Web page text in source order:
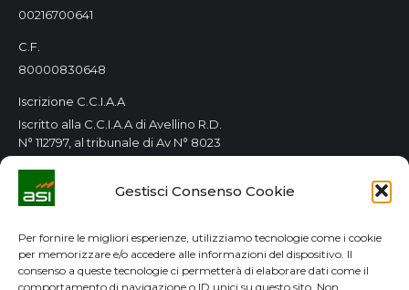
Gestisci Consenso Cookie
Per fornire le migliori esperienze, utilizziamo tecnologie come i cookie
per memorizzare e/o accedere alle informazioni del dispositivo. Il
consenso a queste tecnologie ci permetterà di elaborare dati come il
comportamento di navigazione o ID unici su questo sito. Non
00216700641
C.F.
80000830648
Iscrizione C.C.I.A.A
Iscritto alla C.C.I.A.A di Avellino R.D.
N° 112797, al tribunale di Av N° 8023
Orari Consorzio
Tutti i giorni 8.00 / 14.00
GDPR